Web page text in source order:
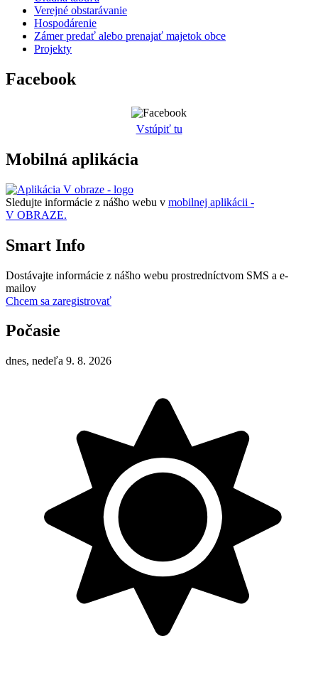
Verejné obstarávanie
Hospodárenie
Zámer predať alebo prenajať majetok obce
Projekty
Facebook
Vstúpiť tu
Mobilná aplikácia
Sledujte informácie z nášho webu v mobilnej aplikácii -
V OBRAZE.
Smart Info
Dostávajte informácie z nášho webu prostredníctvom SMS a e-
mailov
Chcem sa zaregistrovať
Počasie
dnes, nedeľa 9. 8. 2026